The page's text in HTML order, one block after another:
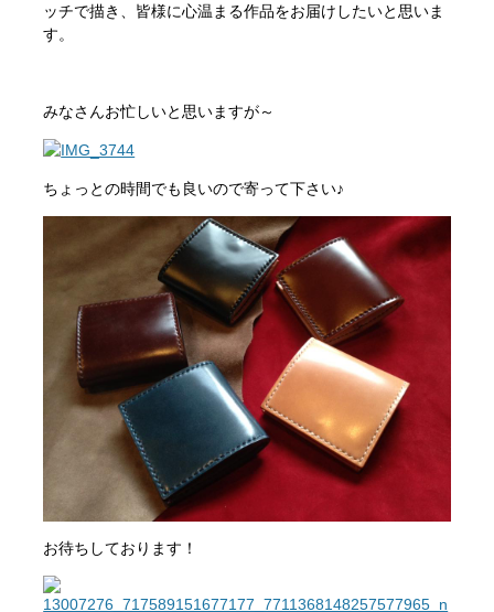
ッチで描き、皆様に心温まる作品をお届けしたいと思いま
す。
みなさんお忙しいと思いますが～
ちょっとの時間でも良いので寄って下さい♪
お待ちしております！